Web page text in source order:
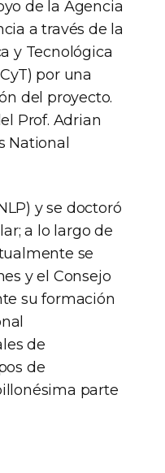
de la Agencia
a través de la
y Tecnológica
por una
del proyecto.
Prof. Adrian
National
y se doctoró
a lo largo de
se
y el Consejo
su formación
de
de
parte